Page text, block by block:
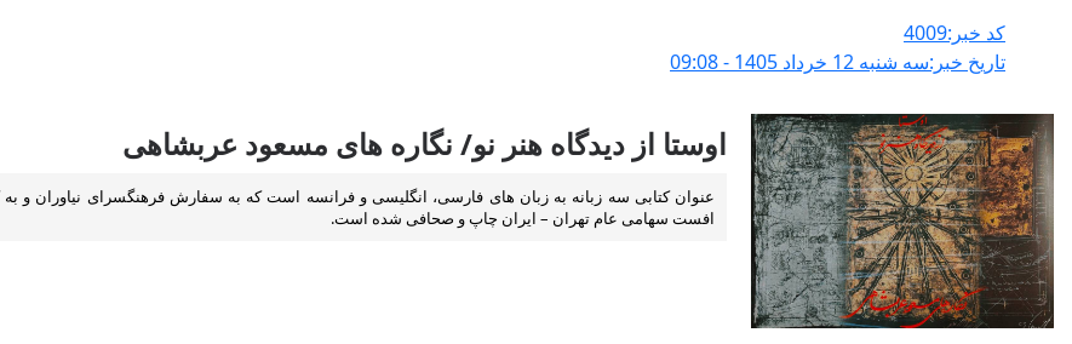
کد خبر:4009
تاریخ خبر:سه شنبه 12 خرداد 1405 - 09:08
اوستا از دیدگاه هنر نو/ نگاره های مسعود عربشاهی
افست سهامی عام تهران – ایران چاپ و صحافی شده است.